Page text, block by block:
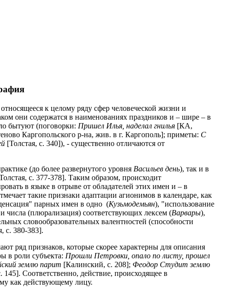
к целому ряду сфер человеческой жизни и
они содержатся в наименованиях праздников и – шире – в
бытуют (поговорки: Пришел Илья, наделал гнилья [КА,
Каргопольского р-на, жив. в г. Каргополь]; приметы: С
[Толстая, с. 340]), - существенно отличаются от
(до более развернутого уровня Васильев день), так и в
с. 377-378]. Таким образом, происходит
в языке в отрыве от обладателей этих имен и – в
такие признаки адаптации агионимов в календаре, как
парных имен в одно (Кузьмодемьян), "использование
числа (плюрализация) соответствующих лексем (Варвары),
словообразовательных валентностей (способности
с. 380-383].
ряд признаков, которые скорее характерны для описания
в роли субъекта: Прошли Петровки, опало по листу, прошел
землю парит [Калинский, с. 208]; Феодор Студит землю
145]. Соответственно, действие, происходящее в
как действующему лицу.